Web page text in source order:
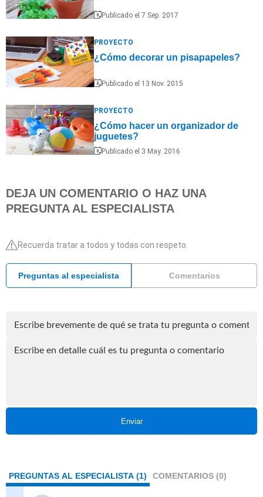
Publicado el 7 Sep. 2017
PROYECTO
¿Cómo decorar un pisapapeles?
Publicado el 13 Nov. 2015
PROYECTO
¿Cómo hacer un organizador de
juguetes?
Publicado el 3 May. 2016
DEJA UN COMENTARIO O HAZ UNA
PREGUNTA AL ESPECIALISTA
Recuerda tratar a todos y todas con respeto.
Preguntas al especialista Comentarios
Enviar
PREGUNTAS AL ESPECIALISTA (1) COMENTARIOS (0)